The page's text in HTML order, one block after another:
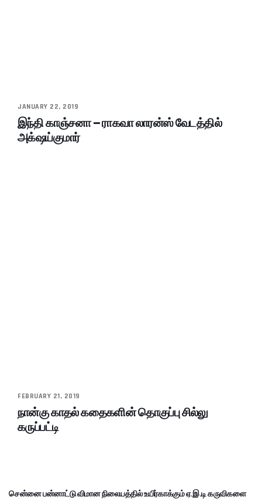
JANUARY 22, 2019
இந்தி காஞ்சனா – ராகவா லாரன்ஸ் வேடத்தில்
அக்‌ஷய்குமார்
FEBRUARY 21, 2019
நான்கு காதல் கதைகளின் தொகுப்பு சில்லு
கருப்பட்டி
சென்னை பன்னாட்டு விமான நிலையத்தில் உயிர்காக்கும் ஏ.இ.டி கருவிகளை